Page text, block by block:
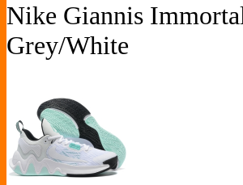
Nike Giannis
Grey/White